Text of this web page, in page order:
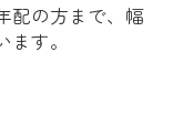
配の方まで、幅
す。